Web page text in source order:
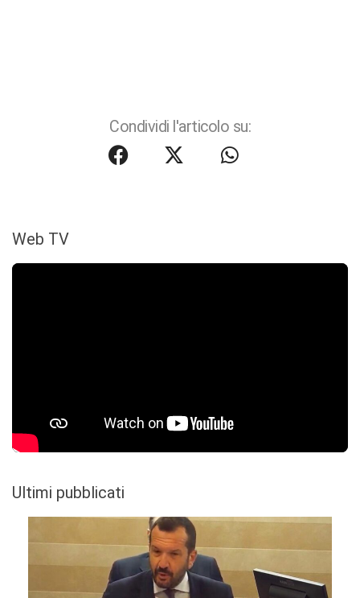
Condividi l'articolo su:
Web TV
Ultimi pubblicati